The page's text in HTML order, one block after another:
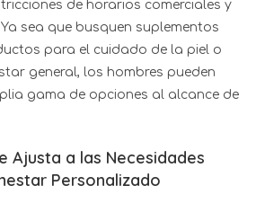
de horarios comerciales y
sea que busquen suplementos
para el cuidado de la piel o
general, los hombres pueden
gama de opciones al alcance de
Ajusta a las Necesidades
Personalizado